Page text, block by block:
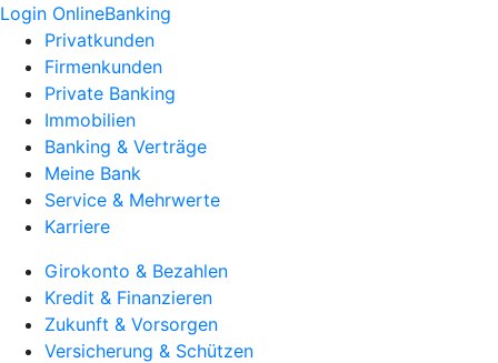
Login OnlineBanking
Privatkunden
Firmenkunden
Private Banking
Immobilien
Banking & Verträge
Meine Bank
Service & Mehrwerte
Karriere
Girokonto & Bezahlen
Kredit & Finanzieren
Zukunft & Vorsorgen
Versicherung & Schützen